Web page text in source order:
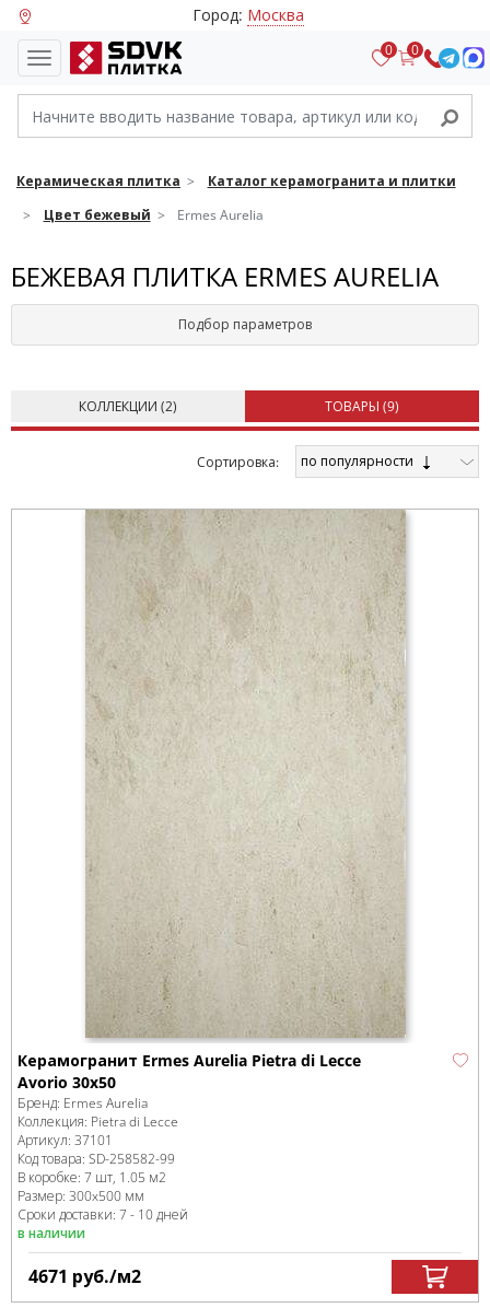
Город: Москва
0 0
Керамическая плитка
Каталог керамогранита и плитки
Цвет бежевый
Ermes Aurelia
БЕЖЕВАЯ ПЛИТКА ERMES AURELIA
Подбор параметров
КОЛЛЕКЦИИ (2) ТОВАРЫ (9)
Cортировка: по популярности
Керамогранит Ermes Aurelia Pietra di Lecce
Avorio 30x50
Бренд: Ermes Aurelia
Коллекция: Pietra di Lecce
Артикул: 37101
Код товара: SD-258582-99
В коробке: 7 шт, 1.05 м2
Размер: 300x500 мм
Сроки доставки: 7 - 10 дней
в наличии
4671 руб./м2